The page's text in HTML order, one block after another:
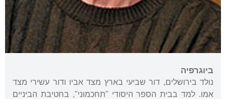
ביוגרפיה
נולד בירושלים, דור שביעי בארץ מצד אביו ודור עשירי מצד
אמו. למד בבית הספר היסודי "תחכמוני", בחטיבת הביניים